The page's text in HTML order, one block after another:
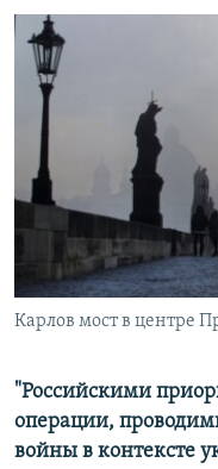
навигации
Вернутся
поиску
IDEL.РЕАЛИИ
КАВКАЗ.РЕАЛИИ
СЕВЕР.РЕАЛИИ
СИБИРЬ.РЕАЛИИ
РАСПИСАНИЕ
ПОДПИШИТЕСЬ НА
Карлов мост в центре
"Российскими
операции,
войны в контексте